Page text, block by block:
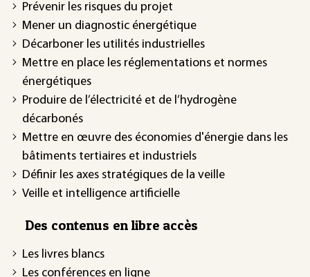
Prévenir les risques du projet
Mener un diagnostic énergétique
Décarboner les utilités industrielles
Mettre en place les réglementations et normes
énergétiques
Produire de l’électricité et de l’hydrogène
décarbonés
Mettre en œuvre des économies d'énergie dans les
bâtiments tertiaires et industriels
Définir les axes stratégiques de la veille
Veille et intelligence artificielle
Des contenus en libre accès
Les livres blancs
Les conférences en ligne